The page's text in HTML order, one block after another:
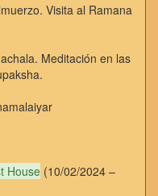
Visita al Ramana
Meditación en las
House (10/02/2024 –